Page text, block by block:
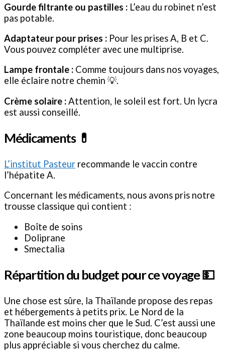
Gourde filtrante ou pastilles : L’eau du robinet n’est
pas potable.
Adaptateur pour prises : Pour les prises A, B et C.
Vous pouvez compléter avec une multiprise.
Lampe frontale : Comme toujours dans nos voyages,
elle éclaire notre chemin 💡.
Crème solaire :Attention, le soleil est fort. Un lycra
est aussi conseillé.
Médicaments 💊
L’institut Pasteur recommande le vaccin contre
l’hépatite A.
Concernant les médicaments, nous avons pris notre
trousse classique qui contient :
Boîte de soins
Doliprane
Smectalia
Répartition du budget pour ce voyage 💵
Une chose est sûre, la Thaïlande propose des repas
et hébergements à petits prix. Le Nord de la
Thaïlande est moins cher que le Sud. C’est aussi une
zone beaucoup moins touristique, donc beaucoup
plus appréciable si vous cherchez du calme.